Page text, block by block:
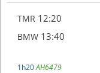
TMR 12:20
BMW 13:40
1h20AH6479